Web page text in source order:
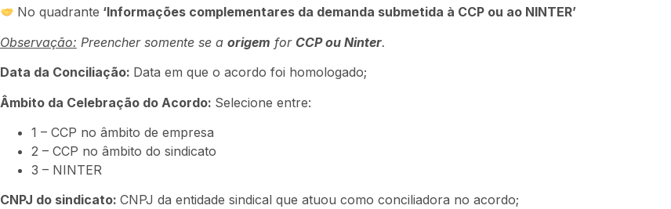
No quadrante ‘Informações complementares da demanda submetida à CCP ou ao NINTER’
Observação: Preencher somente se a origem for CCP ou Ninter.
Data da Conciliação: Data em que o acordo foi homologado;
Âmbito da Celebração do Acordo: Selecione entre:
1 – CCP no âmbito de empresa
2 – CCP no âmbito do sindicato
3 – NINTER
CNPJ do sindicato: CNPJ da entidade sindical que atuou como conciliadora no acordo;